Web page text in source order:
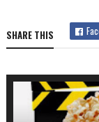
SHARE THIS